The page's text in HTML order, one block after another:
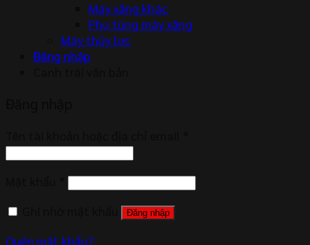
Máy xăng khác
Phụ tùng máy xăng
Máy thủy lực
Đăng nhập
Đăng nhập
Quên mật khẩu?